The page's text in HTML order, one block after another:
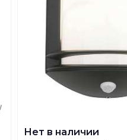
Нет в наличии